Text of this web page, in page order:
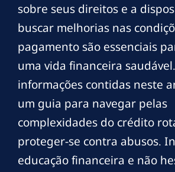
sobre seus direitos e a
buscar melhorias nas
pagamento são essenciais
uma vida financeira
informações contidas neste
um guia para navegar pelas
complexidades do crédito
proteger-se contra abusos.
educação financeira e não